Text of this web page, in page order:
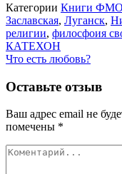
Категории Книги ФМО
Заславская, Луганск,
религии, филосфоия
Навигация
по
записям
КАТЕХОН
Что есть любовь?
Оставьте отзыв
Ваш адрес email не
помечены *